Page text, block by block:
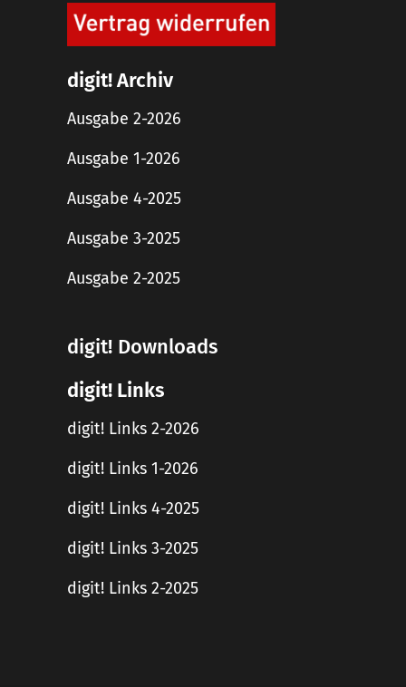
digit! Archiv
Ausgabe 2-2026
Ausgabe 1-2026
Ausgabe 4-2025
Ausgabe 3-2025
Ausgabe 2-2025
digit! Downloads
digit! Links
digit! Links 2-2026
digit! Links 1-2026
digit! Links 4-2025
digit! Links 3-2025
digit! Links 2-2025